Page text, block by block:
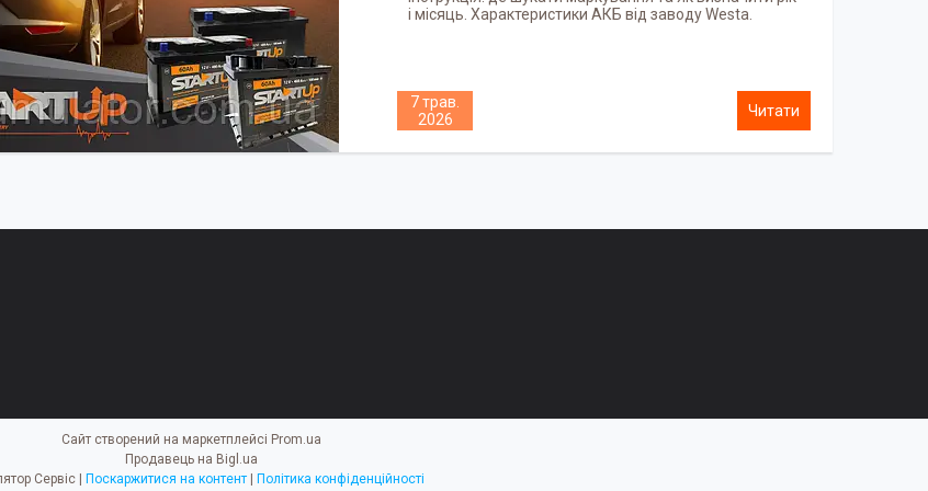
і місяць. Характеристики АКБ від заводу Westa.
7 трав.
2026
Сайт створений на маркетплейсі Prom.ua
Продавець на Bigl.ua
Поскаржитися на контент Політика конфіденційності